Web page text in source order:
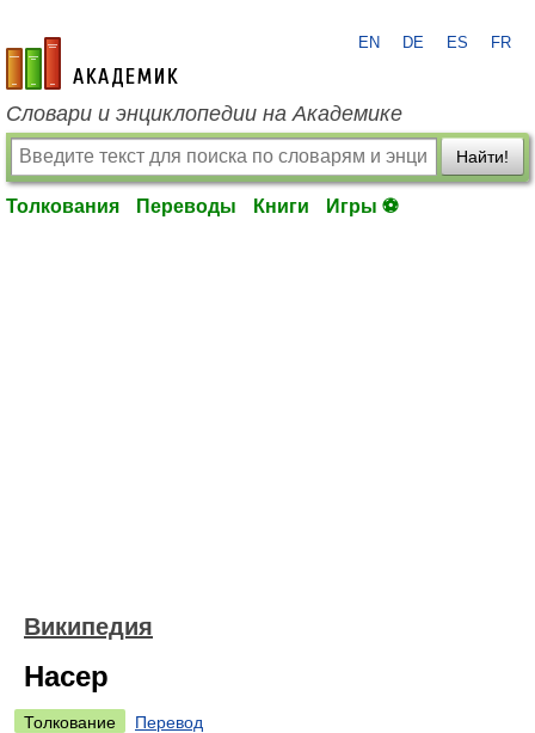
academic.ru
EN DE ES FR
Словари и энциклопедии на Академике
Найти!
Толкования Переводы Книги Игры ⚽
Википедия
Насер
Толкование
Перевод